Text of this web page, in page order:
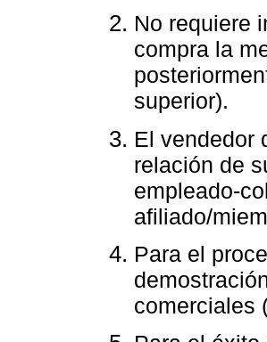
No requiere
compra la
superior).
El vendedor
relación de
empleado-
afiliado/
Para el
comerciales